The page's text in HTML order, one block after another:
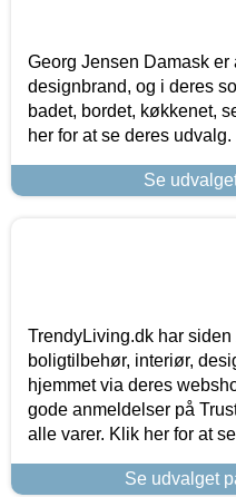
Georg Jensen Damask er
designbrand, og i deres
badet, bordet, køkkenet,
her for at se deres udvalg.
Se
TrendyLiving.dk har
boligtilbehør, interiør,
hjemmet via deres
gode anmeldelser på
alle varer. Klik her for at
Se udvalget